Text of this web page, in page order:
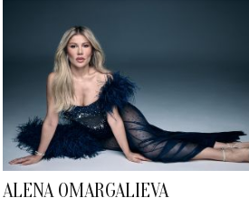
ALENA OMARGALIEVA